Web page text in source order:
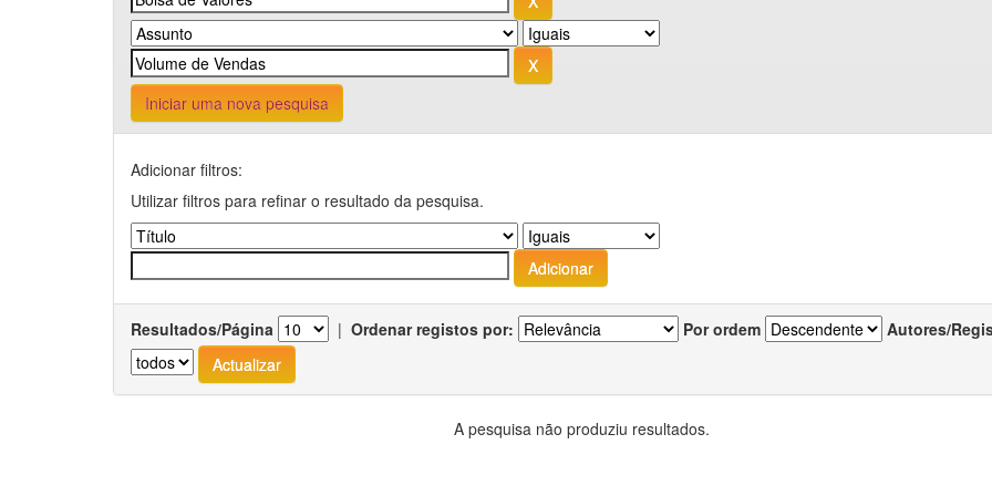
Iniciar uma nova pesquisa
Adicionar filtros:
Utilizar filtros para refinar o resultado da pesquisa.
Resultados/Página | Ordenar registos por: Por ordem Autores/
A pesquisa não produziu resultados.